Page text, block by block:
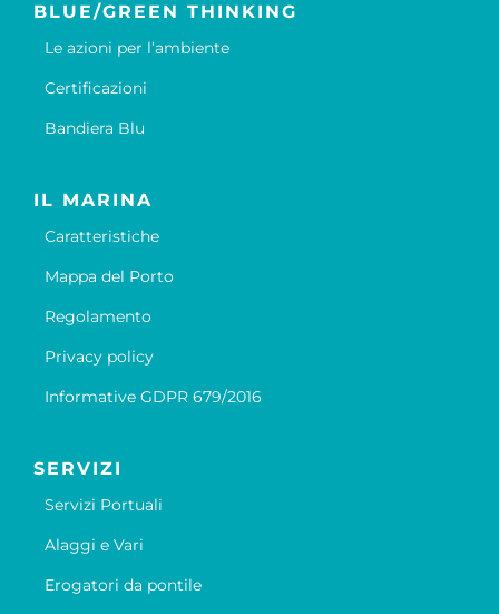
BLUE/GREEN THINKING
Le azioni per l’ambiente
Certificazioni
Bandiera Blu
IL MARINA
Caratteristiche
Mappa del Porto
Regolamento
Privacy policy
Informative GDPR 679/2016
SERVIZI
Servizi Portuali
Alaggi e Vari
Erogatori da pontile